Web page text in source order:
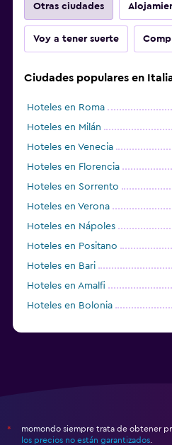
Otras ciudades
Voy a tener suerte
Ciudades populares en
Hoteles en Roma
Hoteles en Milán
Hoteles en Venecia
Hoteles en Florencia
Hoteles en Sorrento
Hoteles en Verona
Hoteles en Nápoles
Hoteles en Positano
Hoteles en Bari
Hoteles en Amalfi
Hoteles en Bolonia
*
momondo siempre trata de obtener
los precios no están garantizados